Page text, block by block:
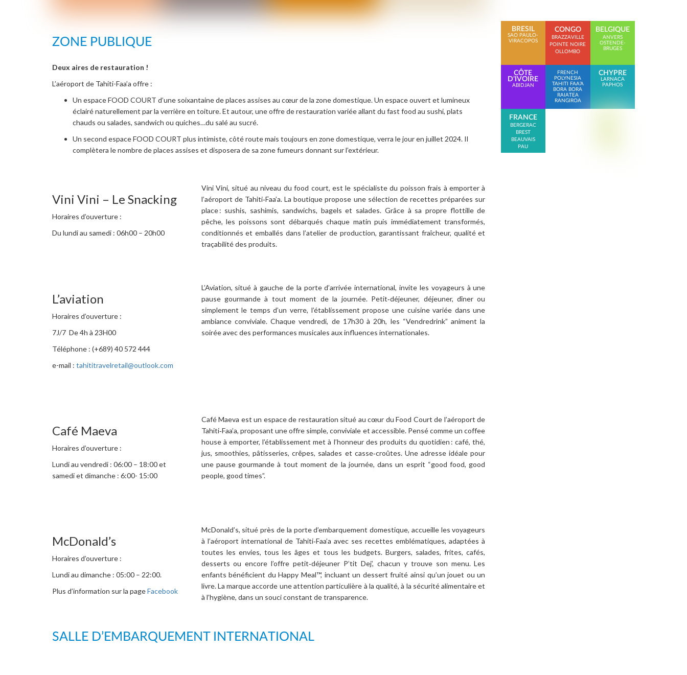
ZONE PUBLIQUE
Deux aires de restauration !
L’aéroport de Tahiti-Faa’a offre :
Un espace FOOD COURT d’une soixantaine de places assises au cœur de la zone domestique. Un espace ouvert et lumineux
éclairé naturellement par la verrière en toiture. Et autour, une offre de restauration variée allant du fast food au sushi, plats
chauds ou salades, sandwich ou quiches…du salé au sucré.
Un second espace FOOD COURT plus intimiste, côté route mais toujours en zone domestique, verra le jour en juillet 2024. Il
complètera le nombre de places assises et disposera de sa zone fumeurs donnant sur l’extérieur.
Vini Vini – Le Snacking
Horaires d’ouverture :
Du lundi au samedi : 06h00 – 20h00
Vini Vini, situé au niveau du food court, est le spécialiste du poisson frais à emporter à
l’aéroport de Tahiti‑Faa’a. La boutique propose une sélection de recettes préparées sur
place : sushis, sashimis, sandwichs, bagels et salades. Grâce à sa propre flottille de
pêche, les poissons sont débarqués chaque matin puis immédiatement transformés,
conditionnés et emballés dans l’atelier de production, garantissant fraîcheur, qualité et
traçabilité des produits.
L’aviation
Horaires d’ouverture :
7J/7 De 4h à 23H00
Téléphone : (+689) 40 572 444
e-mail : tahititravelretail@outlook.com
L’Aviation, situé à gauche de la porte d’arrivée international, invite les voyageurs à une
pause gourmande à tout moment de la journée. Petit‑déjeuner, déjeuner, dîner ou
simplement le temps d’un verre, l’établissement propose une cuisine variée dans une
ambiance conviviale. Chaque vendredi, de 17h30 à 20h, les “Vendredrink” animent la
soirée avec des performances musicales aux influences internationales.
Café Maeva
Horaires d’ouverture :
Lundi au vendredi : 06:00 – 18:00 et
samedi et dimanche : 6:00- 15:00
Café Maeva est un espace de restauration situé au cœur du Food Court de l’aéroport de
Tahiti‑Faa’a, proposant une offre simple, conviviale et accessible. Pensé comme un coffee
house à emporter, l’établissement met à l’honneur des produits du quotidien : café, thé,
jus, smoothies, pâtisseries, crêpes, salades et casse‑croûtes. Une adresse idéale pour
une pause gourmande à tout moment de la journée, dans un esprit “good food, good
people, good times”.
McDonald’s
Horaires d’ouverture :
Lundi au dimanche : 05:00 – 22:00.
Plus d’information sur la pageFacebook
McDonald’s, situé près de la porte d’embarquement domestique, accueille les voyageurs
à l’aéroport international de Tahiti‑Faa’a avec ses recettes emblématiques, adaptées à
toutes les envies, tous les âges et tous les budgets. Burgers, salades, frites, cafés,
desserts ou encore l’offre petit‑déjeuner P’tit Dej’, chacun y trouve son menu. Les
enfants bénéficient du Happy Meal™, incluant un dessert fruité ainsi qu’un jouet ou un
livre. La marque accorde une attention particulière à la qualité, à la sécurité alimentaire et
à l’hygiène, dans un souci constant de transparence.
SALLE D’EMBARQUEMENT INTERNATIONAL
BRESIL
SAO PAULO-
VIRACOPOS
CONGO
BRAZZAVILLE
POINTE NOIRE
OLLOMBO
BELGIQUE
ANVERS
OSTENDE-
BRUGES
CÔTE
D’IVOIRE
ABIDJAN
FRENCH
POLYNESIA
TAHITI FAA’A
BORA BORA
RAIATEA
RANGIROA
CHYPRE
LARNACA
PAPHOS
FRANCE
BERGERAC
BREST
BEAUVAIS
PAU